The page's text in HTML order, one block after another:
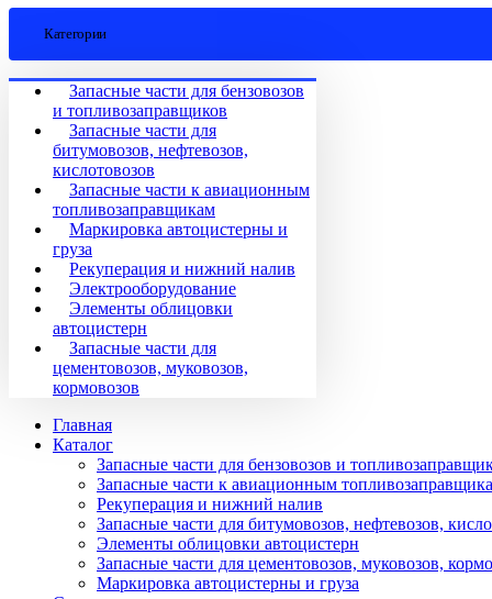
Категории
Запасные части для бензовозов
и топливозаправщиков
Запасные части для
битумовозов, нефтевозов,
кислотовозов
Запасные части к авиационным
топливозаправщикам
Маркировка автоцистерны и
груза
Рекуперация и нижний налив
Электрооборудование
Элементы облицовки
автоцистерн
Запасные части для
цементовозов, муковозов,
кормовозов
Главная
Каталог
Запасные части для бензовозов и
Запасные части к авиационным
Рекуперация и нижний налив
Запасные части для битумовозов, нефтевозов,
Элементы облицовки автоцистерн
Запасные части для цементовозов, муковозов,
Маркировка автоцистерны и груза